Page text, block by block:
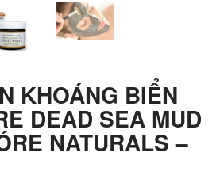
KHOÁNG BIỂN
DEAD SEA MUD
NATURALS –